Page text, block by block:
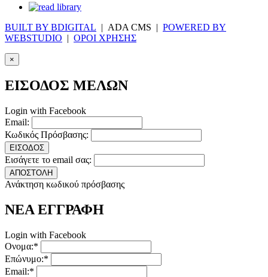
BUILT BY BDIGITAL | ADA CMS | POWERED BY
WEBSTUDIO | ΟΡΟΙ ΧΡΗΣΗΣ
×
ΕΙΣΟΔΟΣ ΜΕΛΩΝ
Login with Facebook
Email:
Κωδικός Πρόσβασης:
ΕΙΣΟΔΟΣ
Εισάγετε το email σας:
ΑΠΟΣΤΟΛΗ
Ανάκτηση κωδικού πρόσβασης
ΝΕΑ ΕΓΓΡΑΦΗ
Login with Facebook
Ονομα:*
Επώνυμο:*
Email:*